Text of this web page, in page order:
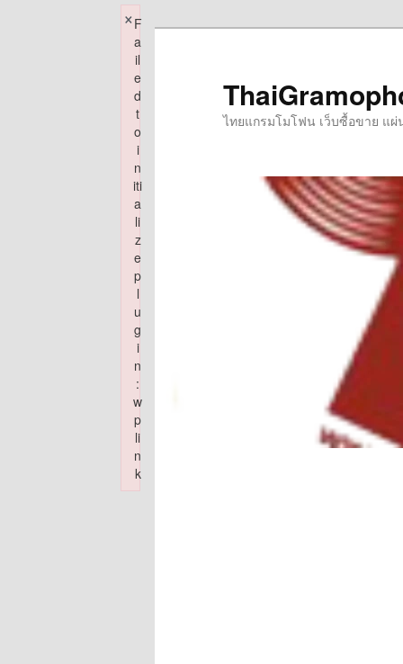
ไทยแกรมโมโฟน เว็บซื้อขาย แผ่
F
a
il
e
d
t
o
i
n
iti
a
li
z
e
p
l
u
g
i
n
:
w
p
li
n
k
×